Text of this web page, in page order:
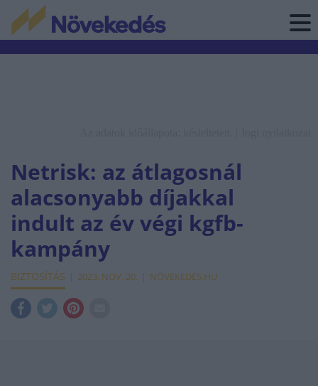
Netrisk: az átlagosnál
alacsonyabb díjakkal
indult az év végi kgfb-
kampány
BIZTOSÍTÁS 2023. NOV. 20. NÖVEKEDÉS.HU